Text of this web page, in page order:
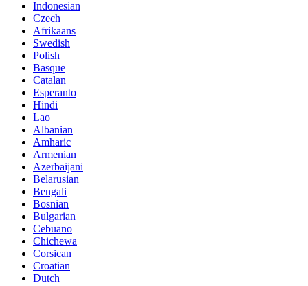
Indonesian
Czech
Afrikaans
Swedish
Polish
Basque
Catalan
Esperanto
Hindi
Lao
Albanian
Amharic
Armenian
Azerbaijani
Belarusian
Bengali
Bosnian
Bulgarian
Cebuano
Chichewa
Corsican
Croatian
Dutch